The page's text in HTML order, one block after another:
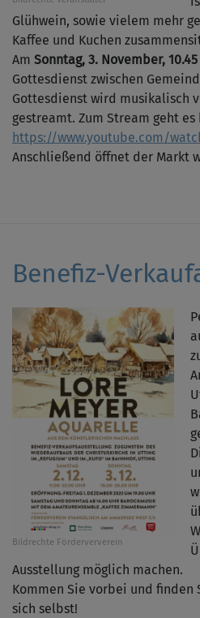
Glühwein, sowie vielem mehr
Kaffee und Kuchen
Am Sonntag, 3. November,
Gottesdienst zwischen
Gottesdienst wird musikalisch
gestreamt. Zum Stream geht es
https://www.youtube.com/
Anschließend öffnet der Markt
Benefiz-
Bildrechte Förderververein
Ausstellung möglich machen.
Kommen Sie vorbei und finden
sich selbst!